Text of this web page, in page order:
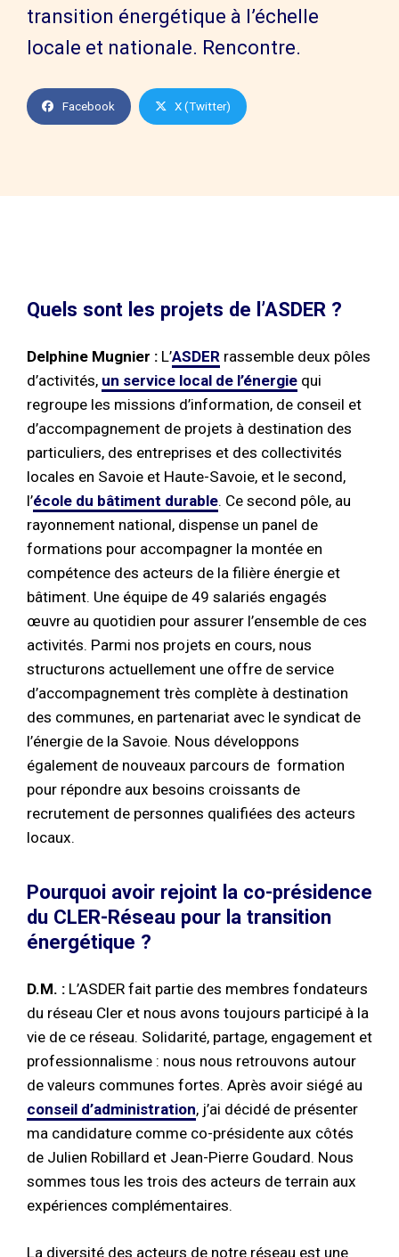
transition énergétique à l’échelle
locale et nationale. Rencontre.
Facebook X (Twitter)
Quels sont les projets de l’ASDER ?
Delphine Mugnier : L’ASDER rassemble deux pôles
d’activités, un service local de l’énergie qui
regroupe les missions d’information, de conseil et
d’accompagnement de projets à destination des
particuliers, des entreprises et des collectivités
locales en Savoie et Haute-Savoie, et le second,
l’école du bâtiment durable. Ce second pôle, au
rayonnement national, dispense un panel de
formations pour accompagner la montée en
compétence des acteurs de la filière énergie et
bâtiment. Une équipe de 49 salariés engagés
œuvre au quotidien pour assurer l’ensemble de ces
activités. Parmi nos projets en cours, nous
structurons actuellement une offre de service
d’accompagnement très complète à destination
des communes, en partenariat avec le syndicat de
l’énergie de la Savoie. Nous développons
également de nouveaux parcours de formation
pour répondre aux besoins croissants de
recrutement de personnes qualifiées des acteurs
locaux.
Pourquoi avoir rejoint la co-présidence
du CLER-Réseau pour la transition
énergétique ?
D.M. : L’ASDER fait partie des membres fondateurs
du réseau Cler et nous avons toujours participé à la
vie de ce réseau. Solidarité, partage, engagement et
professionnalisme : nous nous retrouvons autour
de valeurs communes fortes. Après avoir siégé au
conseil d’administration, j’ai décidé de présenter
ma candidature comme co-présidente aux côtés
de Julien Robillard et Jean-Pierre Goudard. Nous
sommes tous les trois des acteurs de terrain aux
expériences complémentaires.
La diversité des acteurs de notre réseau est une